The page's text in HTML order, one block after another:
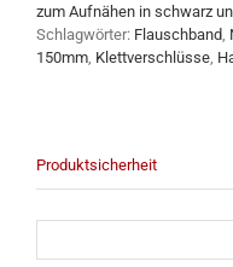
zum Aufnähen in schwarz
Schlagwörter: Flauschband
150mm Klettverschlüsse
Produktsicherheit